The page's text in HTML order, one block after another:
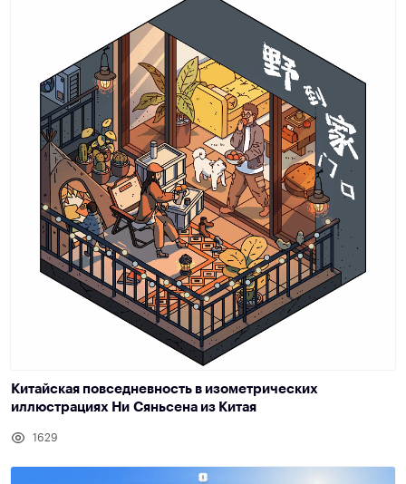
Китайская повседневность в изометрических
иллюстрациях Ни Сяньсена из Китая
1629